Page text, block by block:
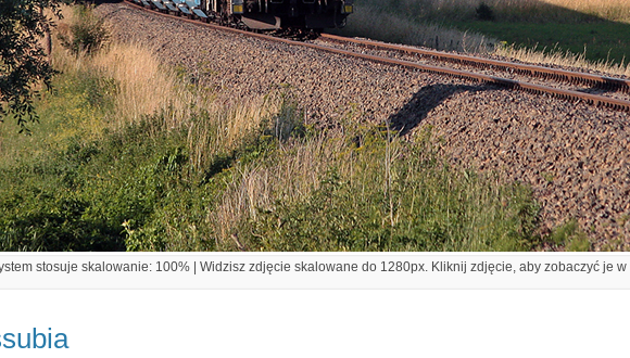
stosuje skalowanie: 100% | Widzisz zdjęcie skalowane do 1280px. Kliknij zdjęcie, aby zobaczyć je